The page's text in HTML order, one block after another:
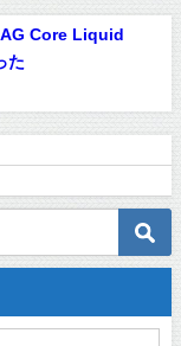
Core Liquid
た